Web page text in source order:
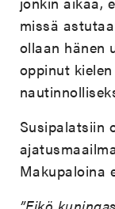
missä
ollaan hänen
oppinut
Susipalatsiin
Makupaloina